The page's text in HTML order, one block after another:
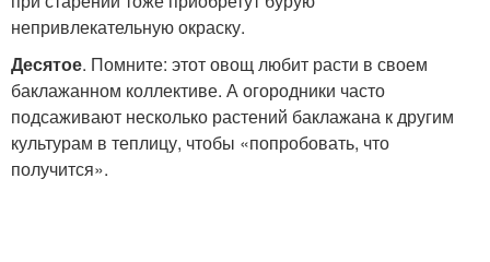
непривлекательную окраску.
Десятое. Помните: этот овощ любит расти в своем
баклажанном коллективе. А огородники часто
подсаживают несколько растений баклажана к другим
культурам в теплицу, чтобы «попробовать, что
получится».